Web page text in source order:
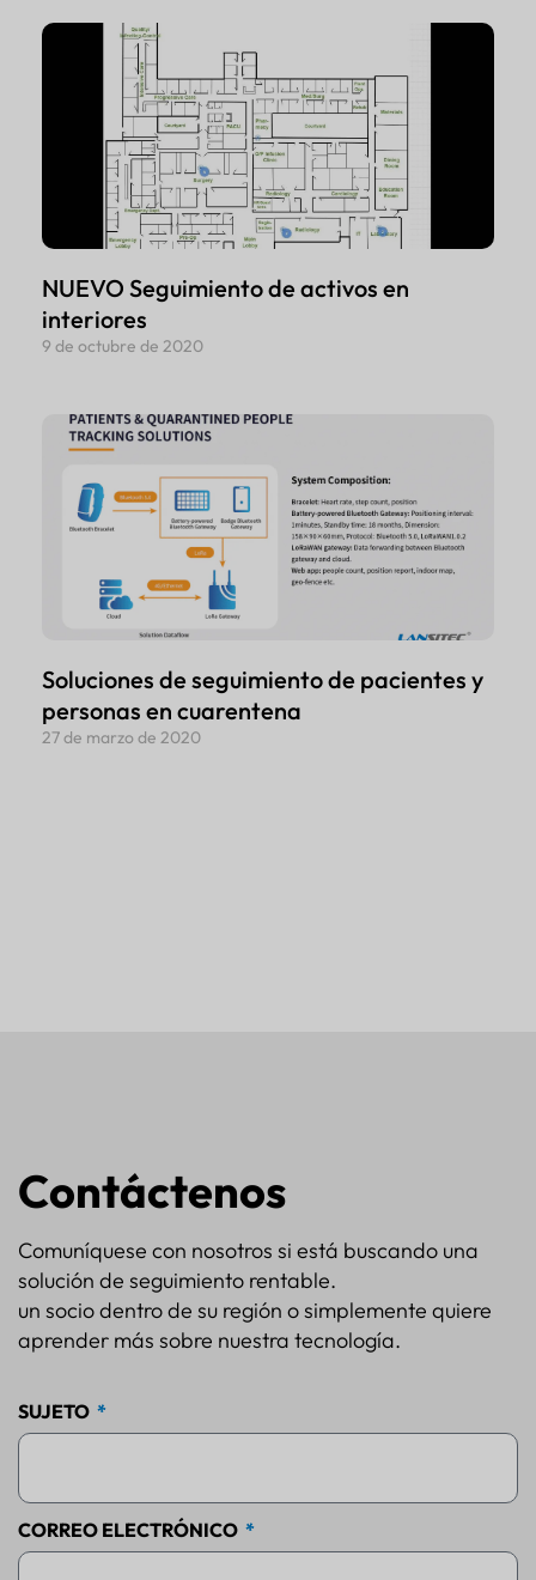
NUEVO Seguimiento de activos en
interiores
9 de octubre de 2020
Soluciones de seguimiento de pacientes y
personas en cuarentena
27 de marzo de 2020
Contáctenos
Comuníquese con nosotros si está buscando una
solución de seguimiento rentable.
un socio dentro de su región o simplemente quiere
aprender más sobre nuestra tecnología.
SUJETO
CORREO ELECTRÓNICO